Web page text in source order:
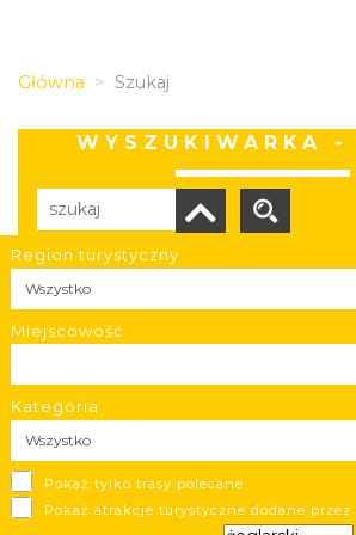
Główna Szukaj
WYSZUKIWARKA -
Region turystyczny
Miejscowość
Kategoria
Pokaż tylko trasy polecane
Pokaż atrakcje turystyczne dodane
Liczba elementów:
Kruszyna / Nielepice